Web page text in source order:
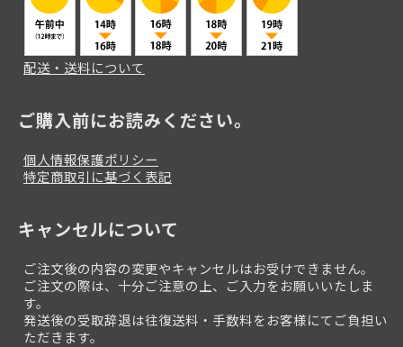
配送・送料について
ご購入前にお読みください。
個人情報保護ポリシー
特定商取引に基づく表記
キャンセルについて
ご注文後の内容の変更やキャンセルはお受けできません。
ご注文の際は、十分ご注意の上、ご入力をお願いいたしま
す。
発送後の受取辞退は往復送料・手数料をお客様にてご負担い
ただきます。